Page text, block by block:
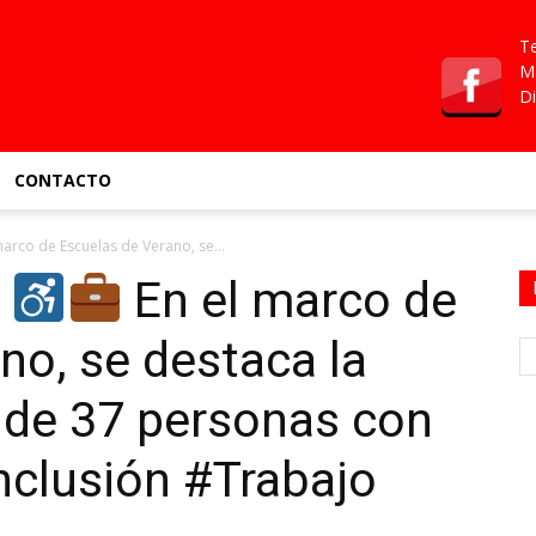
CONTACTO
de Escuelas de Verano, se...
En el marco de
se destaca la
37 personas con
#Trabajo